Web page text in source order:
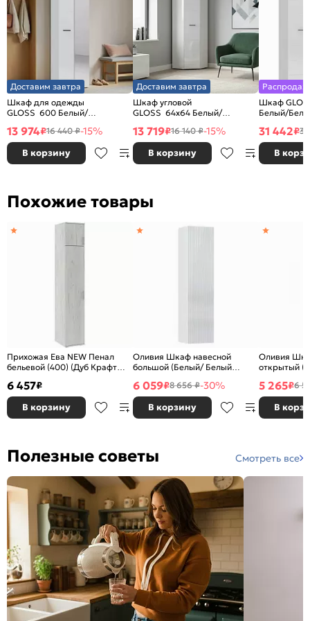
Доставим завтра
Шкаф для одежды
GLOSS 600 Белый/
13 974₽16 440 ₽-15%
В корзину
Доставим завтра
Шкаф угловой
GLOSS 64х64 Белый/
13 719₽16 140 ₽-15%
В корзину
Шкаф
Белый/
31 442₽
В
Похожие товары
Прихожая Ева NEW Пенал
бельевой (400) (Дуб Крафт
6 457₽
В корзину
Оливия Шкаф навесной
большой (Белый/ Белый
6 059₽8 656 ₽-30%
В корзину
Оливия
открытый
5 265₽6
В
Полезные советы Смотреть все